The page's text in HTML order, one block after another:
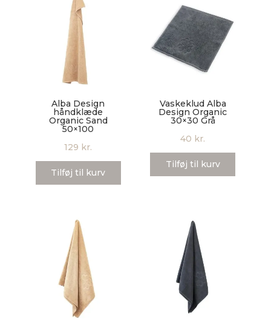
Alba Design
håndklæde
Organic Sand
50×100
129 kr.
Tilføj til kurv
Vaskeklud Alba
Design Organic
30×30 Grå
40 kr.
Tilføj til kurv